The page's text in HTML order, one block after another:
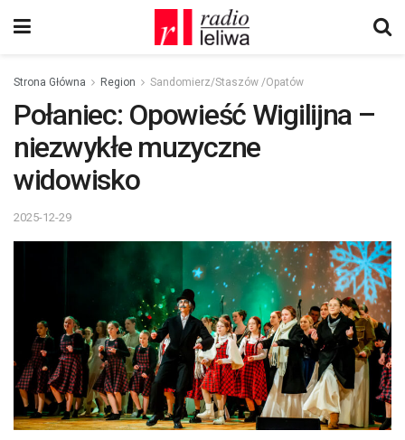
Strona Główna Region Sandomierz/Staszów /Opatów
Połaniec: Opowieść Wigilijna –
niezwykłe muzyczne
widowisko
2025-12-29